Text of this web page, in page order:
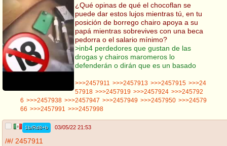
¿Qué opinas de qué el chocoflan se
puede dar estos lujos mientras tú, en tu
posición de borrego chairo apoya a su
papá mientras sobrevives con una beca
pedorra o el salario mínimo?
>inb4 perdedores que gustan de las
drogas y chairos maromeros lo
defenderán o dirán que es un basado
>>>2457911 >>>2457913 >>>2457915 >>>24
57918 >>>2457919 >>>2457924 >>>245792
6 >>>2457938 >>>2457947 >>>2457949 >>>2457950 >>>24579
66 >>>2457991 >>>2457998
1b/Rd8+b 03/05/22 21:53
/#/ 2457911